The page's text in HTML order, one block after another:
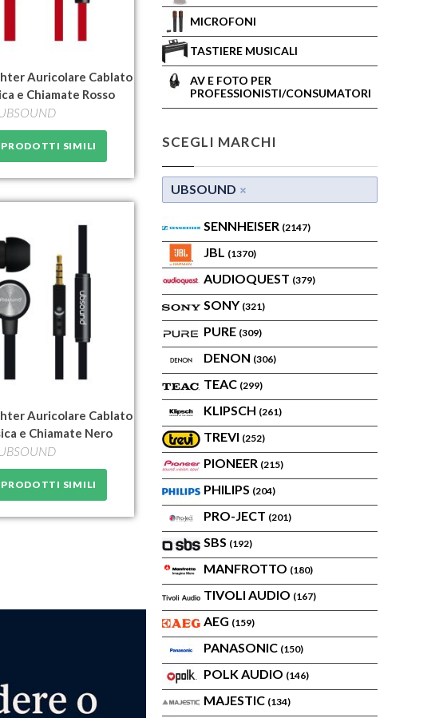
MICROFONI
TASTIERE MUSICALI
AV E FOTO PER
PROFESSIONISTI/CONSUMATORI
SCEGLI MARCHI
UBSOUND
SENNHEISER (2147)
JBL (1370)
AUDIOQUEST (379)
SONY (321)
PURE (309)
DENON (306)
TEAC (299)
KLIPSCH (261)
TREVI (252)
PIONEER (215)
PHILIPS (204)
PRO-JECT (201)
SBS (192)
MANFROTTO (180)
TIVOLI AUDIO (167)
AEG (159)
PANASONIC (150)
POLK AUDIO (146)
MAJESTIC (134)
Auricolare Cablato
e Chiamate Rosso
SIMILI
Auricolare Cablato
e Chiamate Nero
SIMILI